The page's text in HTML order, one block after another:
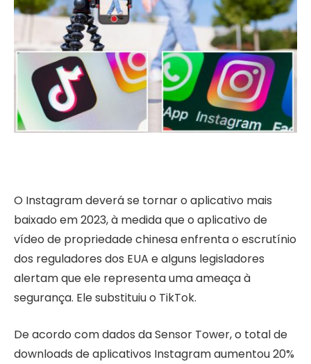
O Instagram deverá se tornar o aplicativo mais
baixado em 2023, à medida que o aplicativo de
vídeo de propriedade chinesa enfrenta o escrutínio
dos reguladores dos EUA e alguns legisladores
alertam que ele representa uma ameaça à
segurança. Ele substituiu o TikTok.
De acordo com dados da Sensor Tower, o total de
downloads de aplicativos Instagram aumentou 20%